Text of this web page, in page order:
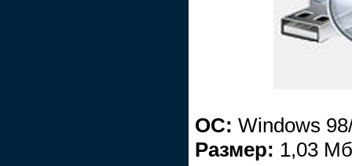
ОС: Windows
Размер: 1,03 Мб